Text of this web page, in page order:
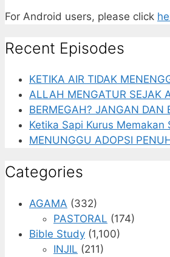
For Android users, please click
Recent Episodes
KETIKA AIR TIDAK
ALLAH MENGATUR SEJAK
BERMEGAH? JANGAN DAN
Ketika Sapi Kurus Memakan
MENUNGGU ADOPSI
Categories
AGAMA (332)
PASTORAL (174)
Bible Study (1,100)
INJIL (211)